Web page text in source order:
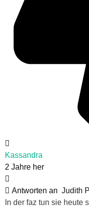
Kassandra
2 Jahre her
Antworten an Judith
In der faz tun sie heute